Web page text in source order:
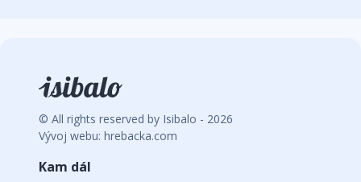
© All rights reserved by Isibalo - 2026
Vývoj webu: hrebacka.com
Kam dál